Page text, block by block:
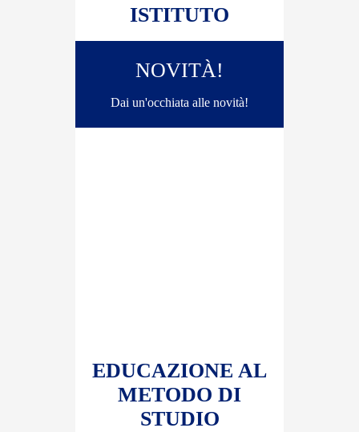
ISTITUTO
NOVITÀ!
Dai un'occhiata alle novità!
EDUCAZIONE AL
METODO DI
STUDIO